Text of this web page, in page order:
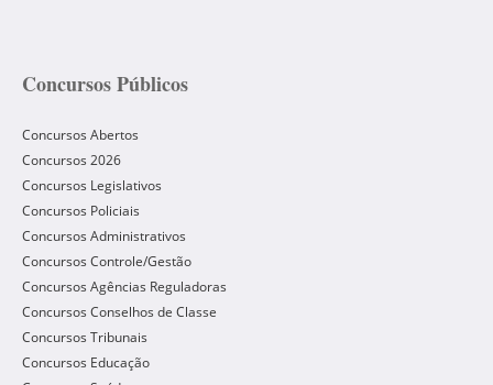
Concursos Públicos
Concursos Abertos
Concursos 2026
Concursos Legislativos
Concursos Policiais
Concursos Administrativos
Concursos Controle/Gestão
Concursos Agências Reguladoras
Concursos Conselhos de Classe
Concursos Tribunais
Concursos Educação